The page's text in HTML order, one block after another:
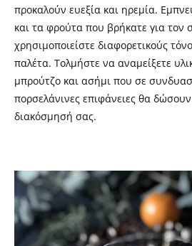
προκαλούν ευεξία και ηρεμία.
και τα φρούτα που βρήκατε για τον
χρησιμοποιείστε διαφορετικούς
παλέτα. Τολμήστε να αναμείξετε
μπρούτζο και ασήμι που σε
πορσελάνινες επιφάνειες θα
διακόσμησή σας.